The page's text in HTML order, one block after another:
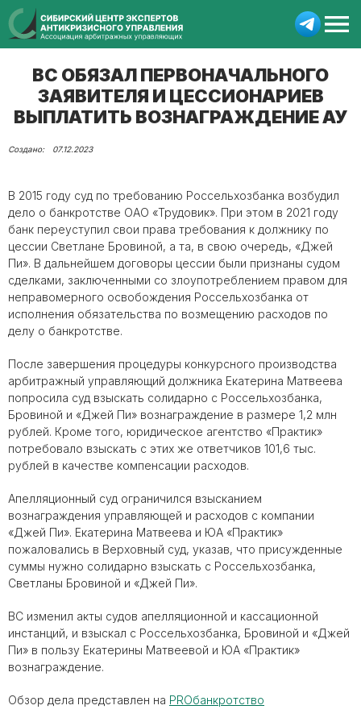
ВС ОБЯЗАЛ ПЕРВОНАЧАЛЬНОГО
ЗАЯВИТЕЛЯ И ЦЕССИОНАРИЕВ
ВЫПЛАТИТЬ ВОЗНАГРАЖДЕНИЕ АУ
07.12.2023
В 2015 году суд по требованию Россельхозбанка возбудил
дело о банкротстве ОАО «Трудовик». При этом в 2021 году
банк переуступил свои права требования к должнику по
цессии Светлане Бровиной, а та, в свою очередь, «Джей
Пи». В дальнейшем договоры цессии были признаны судом
сделками, заключенными со злоупотреблением правом для
неправомерного освобождения Россельхозбанка от
исполнения обязательства по возмещению расходов по
делу о банкротстве.
После завершения процедуры конкурсного производства
арбитражный управляющий должника Екатерина Матвеева
попросила суд взыскать солидарно с Россельхозбанка,
Бровиной и «Джей Пи» вознаграждение в размере 1,2 млн
рублей. Кроме того, юридическое агентство «Практик»
потребовало взыскать с этих же ответчиков 101,6 тыс.
рублей в качестве компенсации расходов.
Апелляционный суд ограничился взысканием
вознаграждения управляющей и расходов с компании
«Джей Пи». Екатерина Матвеева и ЮА «Практик»
пожаловались в Верховный суд, указав, что присужденные
суммы нужно солидарно взыскать с Россельхозбанка,
Светланы Бровиной и «Джей Пи».
ВС изменил акты судов апелляционной и кассационной
инстанций, и взыскал с Россельхозбанка, Бровиной и «Джей
Пи» в пользу Екатерины Матвеевой и ЮА «Практик»
вознаграждение.
Обзор дела представлен на PROбанкротство